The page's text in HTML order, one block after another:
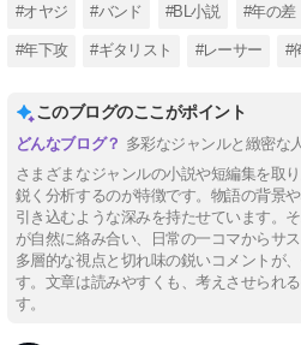
#オヤジ #バンド #BL小説 #年の差
#年下攻 #ギタリスト #レーサー #
このブログのここがポイント
多彩なジャンルと緻密な
さまざまなジャンルの小説や短編集を取
鋭く分析するのが特徴です。物語の背景
引き込むような深みを持たせています。
が自然に絡み合い、日常の一コマからサ
多層的な視点と切れ味の鋭いコメントが
す。文章は読みやすくも、考えさせられ
す。